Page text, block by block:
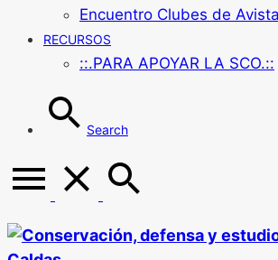
Encuentro Clubes de
RECURSOS
::.PARA APOYAR LA SCO.::
Search